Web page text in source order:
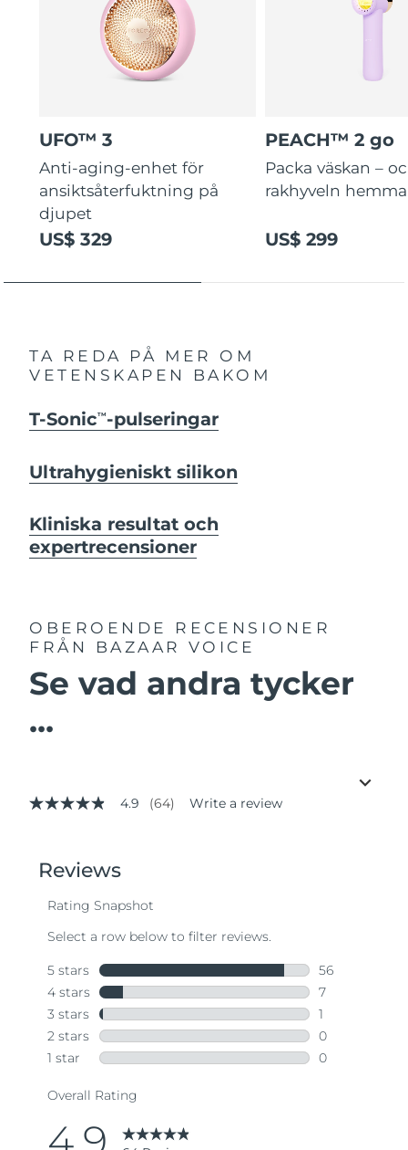
UFO™ 3
Anti-aging-enhet för
ansiktsåterfuktning på
djupet
US$ 329
PEACH™ 2 go
Packa väskan –
rakhyveln
US$ 299
TA REDA PÅ MER OM
VETENSKAPEN BAKOM
T-SonicTM -pulseringar
Ultrahygieniskt silikon
Kliniska resultat och
expertrecensioner
OBEROENDE RECENSIONER
FRÅN BAZAAR VOICE
Se vad andra tycker
...
4.9
stars,
average
value.
Same
page
link.
4.9 (64) Write a review